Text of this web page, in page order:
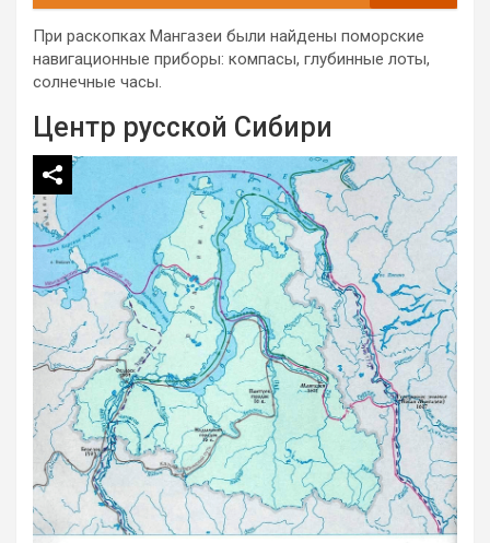
При раскопках Мангазеи были найдены поморские
навигационные приборы: компасы, глубинные лоты,
солнечные часы.
Центр русской Сибири